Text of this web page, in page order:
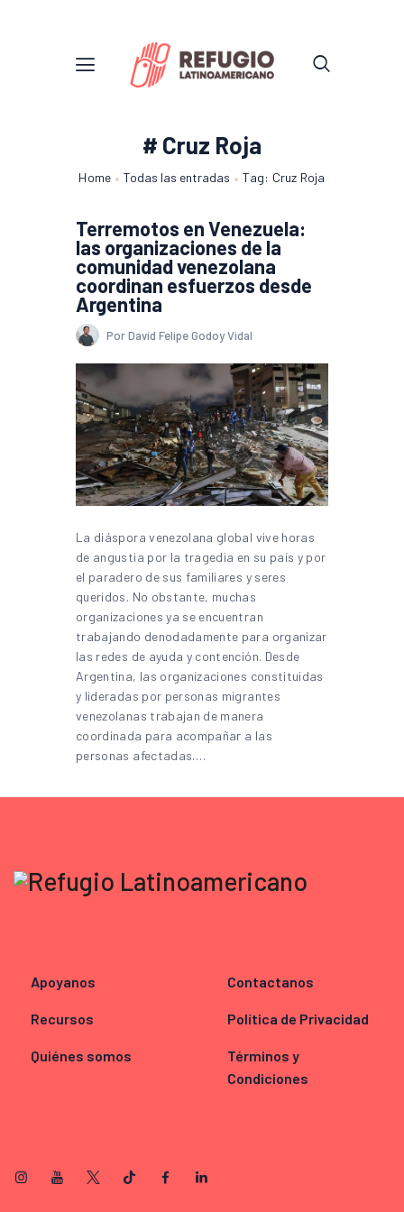
# Cruz Roja
Home Todas las entradas Tag: Cruz Roja
Terremotos en Venezuela:
las organizaciones de la
comunidad venezolana
coordinan esfuerzos desde
Argentina
Por David Felipe Godoy Vidal
La diáspora venezolana global vive horas
de angustia por la tragedia en su país y por
el paradero de sus familiares y seres
queridos. No obstante, muchas
organizaciones ya se encuentran
trabajando denodadamente para organizar
las redes de ayuda y contención. Desde
Argentina, las organizaciones constituidas
y lideradas por personas migrantes
venezolanas trabajan de manera
coordinada para acompañar a las
personas afectadas.…
Apoyanos
Recursos
Quiénes somos
Contactanos
Política de Privacidad
Términos y
Condiciones